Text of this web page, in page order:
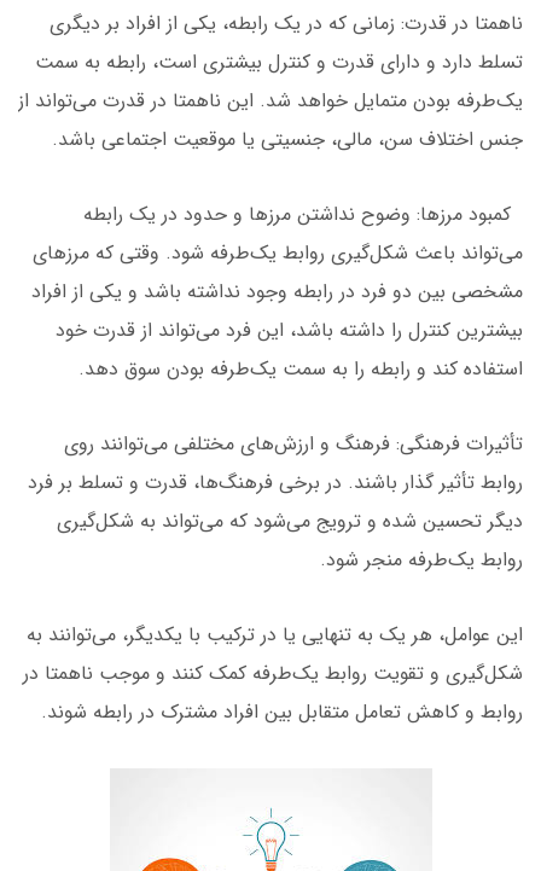
ناهمتا در قدرت: زمانی که در یک رابطه، یکی از افراد بر دیگری
تسلط دارد و دارای قدرت و کنترل بیشتری است، رابطه به سمت
یک‌طرفه بودن متمایل خواهد شد. این ناهمتا در قدرت می‌تواند از
جنس اختلاف سن، مالی، جنسیتی یا موقعیت اجتماعی باشد.
کمبود مرزها: وضوح نداشتن مرزها و حدود در یک رابطه
می‌تواند باعث شکل‌گیری روابط یک‌طرفه شود. وقتی که مرزهای
مشخصی بین دو فرد در رابطه وجود نداشته باشد و یکی از افراد
بیشترین کنترل را داشته باشد، این فرد می‌تواند از قدرت خود
استفاده کند و رابطه را به سمت یک‌طرفه بودن سوق دهد.
تأثیرات فرهنگی: فرهنگ و ارزش‌های مختلفی می‌توانند روی
روابط تأثیر گذار باشند. در برخی فرهنگ‌ها، قدرت و تسلط بر فرد
دیگر تحسین شده و ترویج می‌شود که می‌تواند به شکل‌گیری
روابط یک‌طرفه منجر شود.
این عوامل، هر یک به تنهایی یا در ترکیب با یکدیگر، می‌توانند به
شکل‌گیری و تقویت روابط یک‌طرفه کمک کنند و موجب ناهمتا در
روابط و کاهش تعامل متقابل بین افراد مشترک در رابطه شوند.